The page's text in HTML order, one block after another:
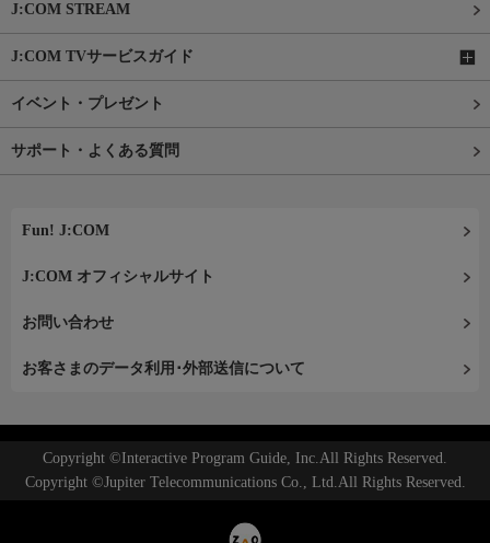
J:COM STREAM
J:COM TVサービスガイド
イベント・プレゼント
サポート・よくある質問
Fun! J:COM
J:COM オフィシャルサイト
お問い合わせ
お客さまのデータ利用･外部送信について
Copyright ©Interactive Program Guide, Inc.All Rights Reserved.
Copyright ©Jupiter Telecommunications Co., Ltd.All Rights Reserved.